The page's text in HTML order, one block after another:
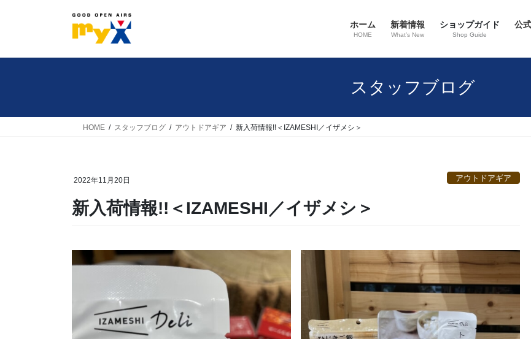
ン
ー
ホーム
HOME
新着情報
What’s New
ショップガイド
Shop Guide
公
スタッフブログ
HOME スタッフブログ アウトドアギア 新入荷情報!!＜IZAMESHI／イザメシ＞
2022年11月20日 アウトドアギア
新入荷情報!!＜IZAMESHI／イザメシ＞